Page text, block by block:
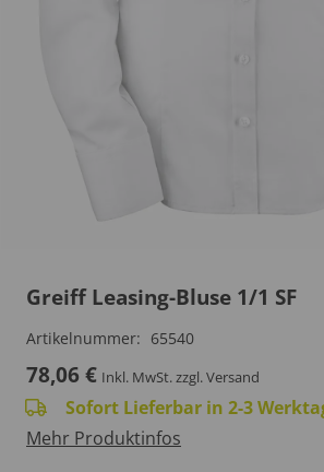
Greiff Leasing-Bluse 1/1 SF
Artikelnummer: 65540
78,06 € Inkl. MwSt.zzgl. Versand
Sofort Lieferbar in 2-3
Mehr Produktinfos